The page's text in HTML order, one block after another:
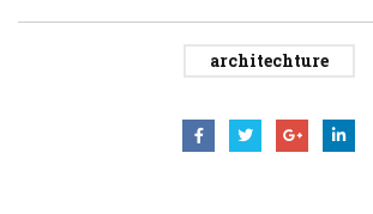
architechture